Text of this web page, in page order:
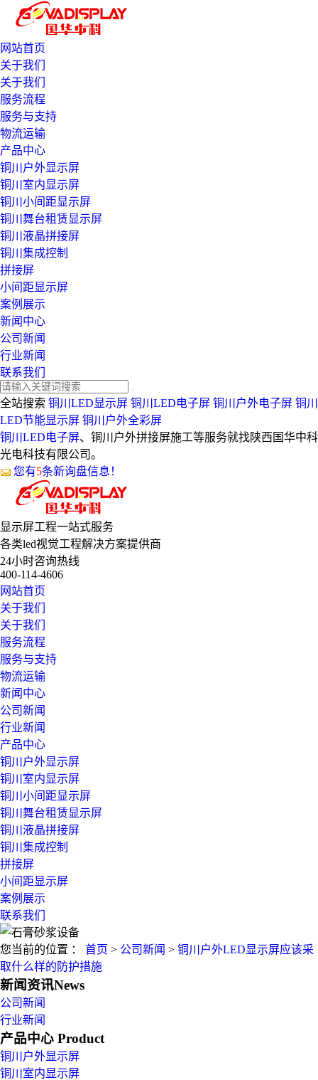
网站首页
关于我们
关于我们
服务流程
服务与支持
物流运输
产品中心
铜川户外显示屏
铜川室内显示屏
铜川小间距显示屏
铜川舞台租赁显示屏
铜川液晶拼接屏
铜川集成控制
拼接屏
小间距显示屏
案例展示
新闻中心
公司新闻
行业新闻
联系我们
全站搜索 铜川LED显示屏 铜川LED电子屏 铜川户外电子屏 铜川
LED节能显示屏 铜川户外全彩屏
铜川LED电子屏、铜川户外拼接屏施工等服务就找陕西国华中科
光电科技有限公司。
您有5条新询盘信息！
显示屏工程一站式服务
各类led视觉工程解决方案提供商
24小时咨询热线
400-114-4606
网站首页
关于我们
关于我们
服务流程
服务与支持
物流运输
新闻中心
公司新闻
行业新闻
产品中心
铜川户外显示屏
铜川室内显示屏
铜川小间距显示屏
铜川舞台租赁显示屏
铜川液晶拼接屏
铜川集成控制
拼接屏
小间距显示屏
案例展示
联系我们
您当前的位置 ： 首页 > 公司新闻 > 铜川户外LED显示屏应该采
取什么样的防护措施
新闻资讯News
公司新闻
行业新闻
产品中心 Product
铜川户外显示屏
铜川室内显示屏